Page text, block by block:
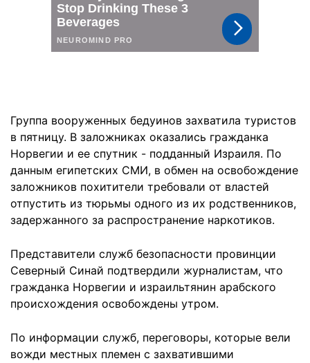
Группа вооруженных бедуинов захватила туристов
в пятницу. В заложниках оказались гражданка
Норвегии и ее спутник - подданный Израиля. По
данным египетских СМИ, в обмен на освобождение
заложников похитители требовали от властей
отпустить из тюрьмы одного из их родственников,
задержанного за распространение наркотиков.
Представители служб безопасности провинции
Северный Синай подтвердили журналистам, что
гражданка Норвегии и израильтянин арабского
происхождения освобождены утром.
По информации служб, переговоры, которые вели
вожди местных племен с захватившими